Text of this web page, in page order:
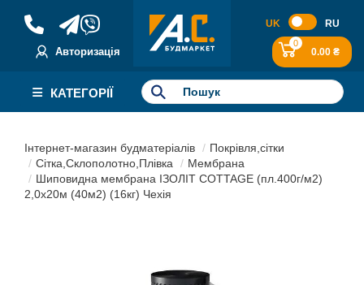
Авторизація
UK RU
0
0.00 ₴
КАТЕГОРІЇ
Інтернет-магазин будматеріалів
Покрівля,сітки
Сітка,Склополотно,Плівка
Мембрана
Шиповидна мембрана ІЗОЛІТ COTTAGE (пл.400г/м2)
2,0x20м (40м2) (16кг) Чехія